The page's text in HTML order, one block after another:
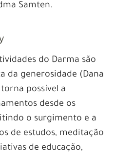
Samten.
do Darma são
da generosidade (Dana
possível a
desde os
o surgimento e a
de estudos, meditação
de educação,